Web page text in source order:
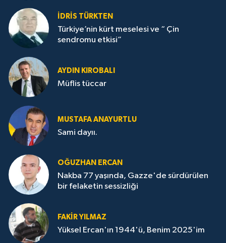
İDRİS TÜRKTEN
Türkiye’nin kürt meselesi ve “ Çin
sendromu etkisi”
AYDIN KIROBALI
Müflis tüccar
MUSTAFA ANAYURTLU
Sami dayıı.
OĞUZHAN ERCAN
Nakba 77 yaşında, Gazze'de sürdürülen
bir felaketin sessizliği
FAKİR YILMAZ
Yüksel Ercan'ın 1944'ü, Benim 2025'im